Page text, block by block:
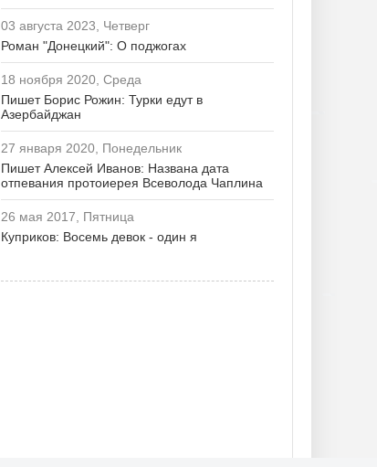
03 августа 2023, Четверг
Роман "Донецкий": О поджогах
18 ноября 2020, Среда
Пишет Борис Рожин: Турки едут в
Азербайджан
27 января 2020, Понедельник
Пишет Алексей Иванов: Названа дата
отпевания протоиерея Всеволода Чаплина
26 мая 2017, Пятница
Куприков: Восемь девок - один я